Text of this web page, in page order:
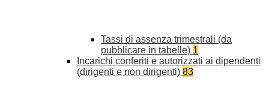
Tassi di assenza trimestrali (da
pubblicare in tabelle) 1
Incarichi conferiti e autorizzati ai dipendenti
(dirigenti e non dirigenti) 83